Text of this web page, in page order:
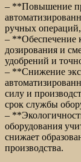
– **Повышение
ручных
– **Обеспечение
дозирования и
удобрений и
– **Снижение
силу и
срок службы
–
оборудования
снижает
производства.